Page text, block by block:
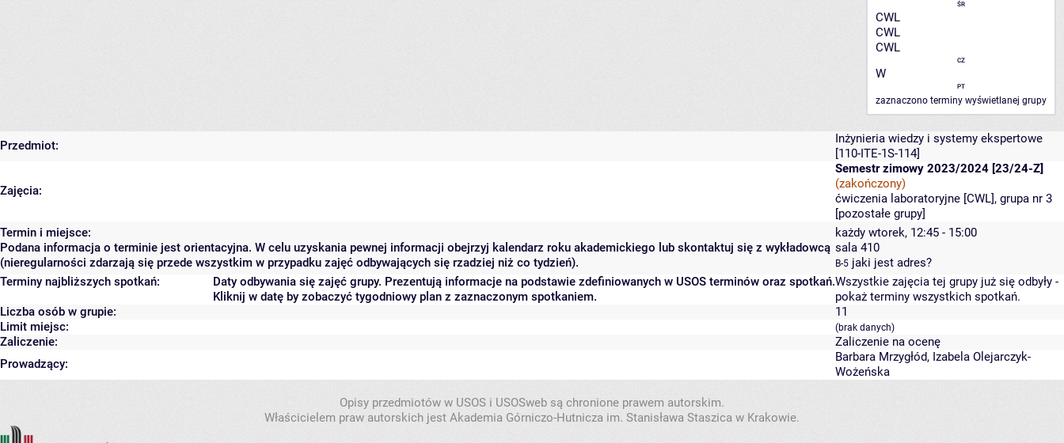
ŚR
CWL
CWL
CWL
CZ
W
PT
zaznaczono terminy wyświetlanej grupy
Przedmiot:
Inżynieria wiedzy i systemy ekspertowe
[110-ITE-1S-114]
Zajęcia:
Semestr zimowy 2023/2024 [23/24-Z]
(zakończony)
ćwiczenia laboratoryjne [CWL], grupa nr 3
[pozostałe grupy]
Termin i miejsce:
Podana informacja o terminie jest orientacyjna. W celu uzyskania pewnej informacji obejrzyj kalendarz roku akademickiego lub skontaktuj się z wykładowcą
(nieregularności zdarzają się przede wszystkim w przypadku zajęć odbywających się rzadziej niż co tydzień).
każdy wtorek, 12:45 - 15:00
sala 410
B-5 jaki jest adres?
Terminy najbliższych spotkań:
Daty odbywania się zajęć grupy. Prezentują informacje na podstawie zdefiniowanych w USOS terminów oraz spotkań.
Kliknij w datę by zobaczyć tygodniowy plan z zaznaczonym spotkaniem.
Wszystkie zajęcia tej grupy już się odbyły -
pokaż terminy wszystkich spotkań.
Liczba osób w grupie:
11
Limit miejsc:
(brak danych)
Zaliczenie:
Zaliczenie na ocenę
Prowadzący:
Barbara Mrzygłód, Izabela Olejarczyk-
Wożeńska
Opisy przedmiotów w USOS i USOSweb są chronione prawem autorskim.
Właścicielem praw autorskich jest Akademia Górniczo-Hutnicza im. Stanisława Staszica w Krakowie.